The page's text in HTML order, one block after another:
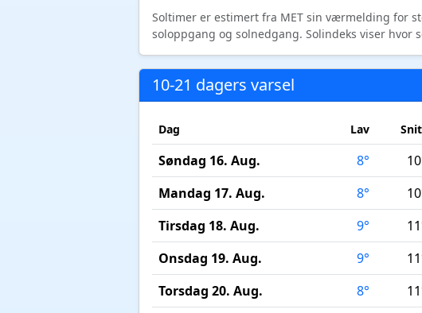
Soltimer er estimert fra MET sin værmelding for
soloppgang og solnedgang. Solindeks viser hvor
10-21 dagers varsel
Dag Lav
Søndag 16. Aug. 8°
Mandag 17. Aug.
8°
Tirsdag 18. Aug.
9°
Onsdag 19. Aug.
9°
Torsdag 20. Aug.
8°